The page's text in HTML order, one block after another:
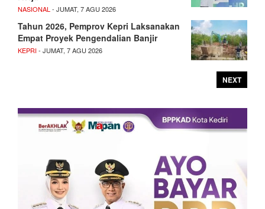
NASIONAL- JUMAT, 7 AGU 2026
Tahun 2026, Pemprov Kepri Laksanakan
Empat Proyek Pengendalian Banjir
KEPRI- JUMAT, 7 AGU 2026
NEXT